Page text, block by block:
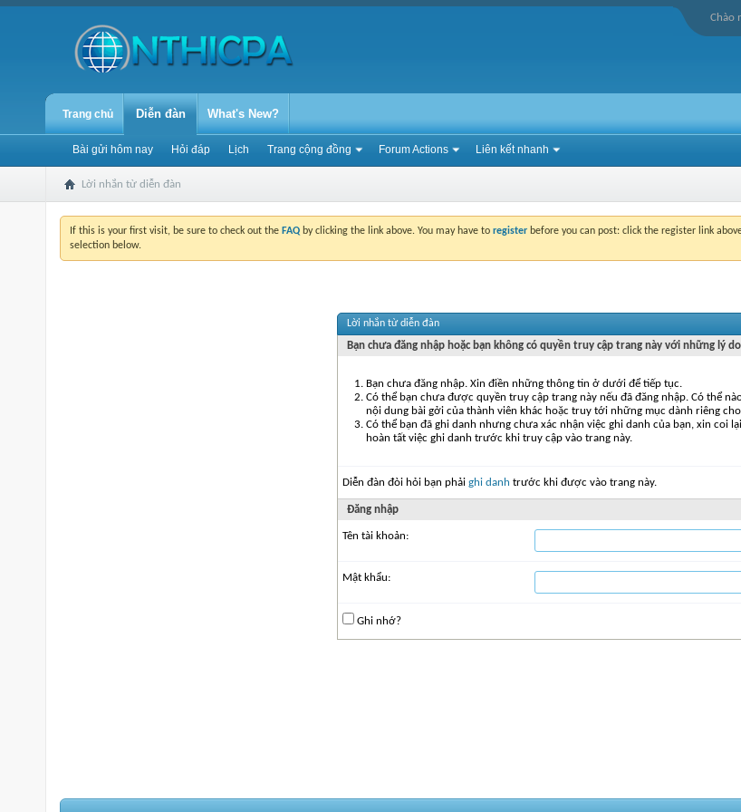
Chào
Trang chủ Diễn đàn
Bài gửi hôm nay Hỏi đáp Lịch Trang cộng đồng Forum Actions Liên kết nhanh
What's New?
Lời nhắn từ diễn đàn
If this is your first visit, be sure to check out the FAQ by clicking the link above. You may have to register before you can post: click the register link
selection below.
Lời nhắn từ diễn đàn
Bạn chưa đăng nhập hoặc bạn không có quyền truy cập trang này với những lý
Bạn chưa đăng nhập. Xin điền những thông tin ở dưới để tiếp tục.
Có thể bạn chưa được quyền truy cập trang này nếu đã đăng nhập. Có thể
nội dung bài gởi của thành viên khác hoặc truy tới những mục dành riêng
Có thể bạn đã ghi danh nhưng chưa xác nhận việc ghi danh của bạn, xin coi
hoàn tất việc ghi danh trước khi truy cập vào trang này.
Diễn đàn đòi hỏi bạn phải ghi danh trước khi được vào trang này.
Ðăng nhập
Tên tài khoản:
Mật khẩu:
Ghi nhớ?